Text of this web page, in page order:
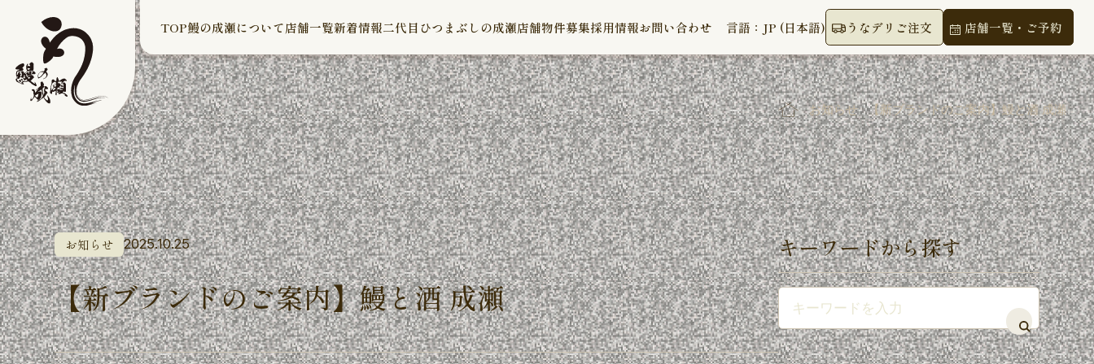
TOP鰻の成瀬について店舗一覧新着情報二代目ひつまぶしの成瀬店舗物件募集採用情報お問い合わせ 言語：JP (日本語) うなデリご注文 店舗一覧・ご予約
お知らせ 【新ブランドのご案内】鰻と酒 成瀬
お知らせ 2025.10.25
【新ブランドのご案内】鰻と酒 成瀬
キーワードから探す